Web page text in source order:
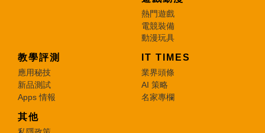
熱門遊戲
電競裝備
動漫玩具
教學評測
應用秘技
新品測試
Apps 情報
IT TIMES
業界頭條
AI 策略
名家專欄
其他